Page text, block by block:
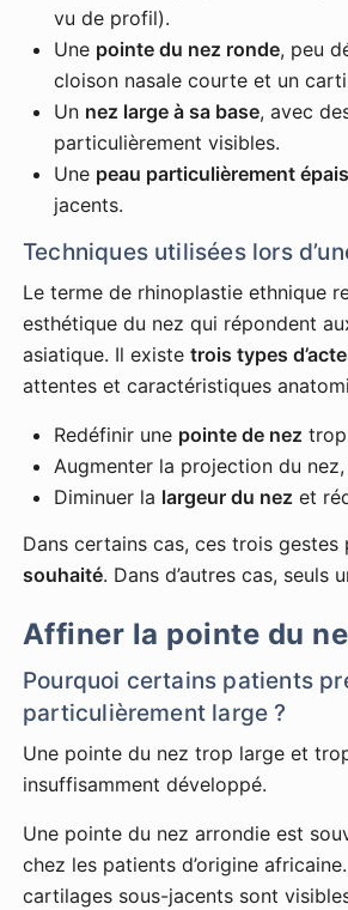
vu de profil).
Une pointe du nez ronde, peu
cloison nasale courte et un
Un nez large à sa base, avec
particulièrement visibles.
Une peau particulièrement
jacents.
Techniques utilisées lors
Le terme de rhinoplastie ethnique
esthétique du nez qui répondent
asiatique. Il existe trois types
attentes et caractéristiques
Redéfinir une pointe de nez
Augmenter la projection du
Diminuer la largeur du nez et
Dans certains cas, ces trois
souhaité. Dans d’autres cas, seuls
Affiner la pointe du
Pourquoi certains patients
particulièrement large ?
Une pointe du nez trop large et
insuffisamment développé.
Une pointe du nez arrondie est
chez les patients d’origine
cartilages sous-jacents sont